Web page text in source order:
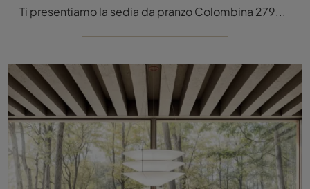
Ti presentiamo la sedia da pranzo Colombina 2793F per atmosfere moderne, tra le più esclusive Sedie fisse di Lago.